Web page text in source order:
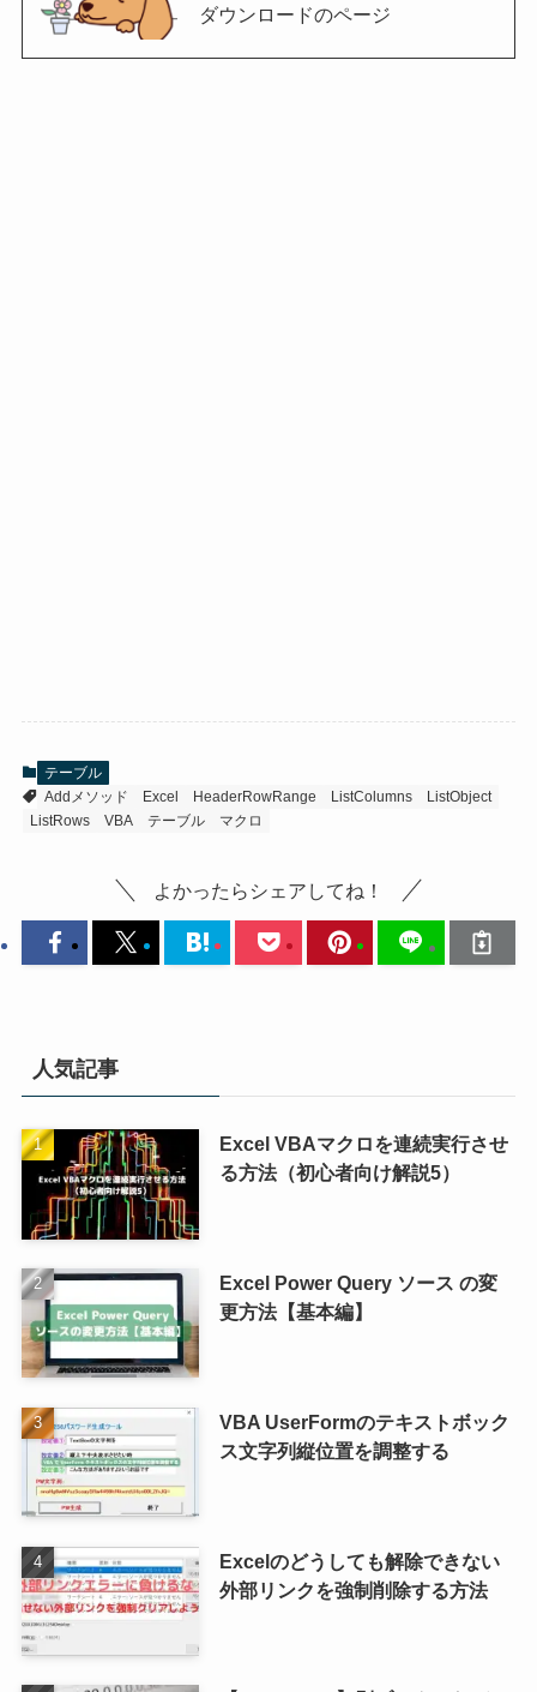
ダウンロードのページ
テーブル
Addメソッド
Excel HeaderRowRange ListColumns
ListObject
ListRows
VBA テーブル マクロ
よかったらシェアしてね！
人気記事
Excel VBAマクロを連続実行させ
る方法（初心者向け解説5）
Excel Power Query ソース の変
更方法【基本編】
VBA UserFormのテキストボック
ス文字列縦位置を調整する
Excelのどうしても解除できない
外部リンクを強制削除する方法